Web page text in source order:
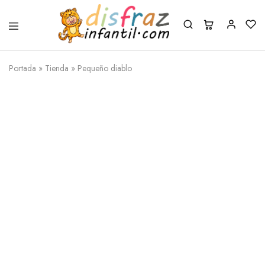
Portada » Tienda » Pequeño diablo